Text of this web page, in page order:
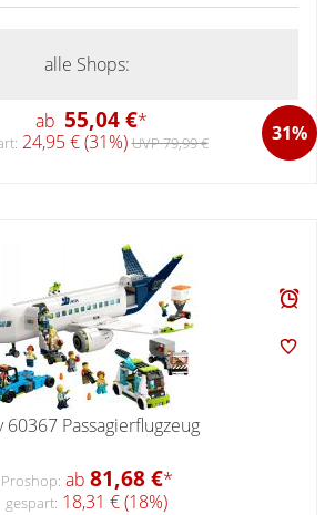
alle Shops:
ab 55,04 €* 31%
24,95 € (31%)UVP 79,99 €
60367 Passagierflugzeug
Proshop: ab 81,68 €*
gespart: 18,31 € (18%)